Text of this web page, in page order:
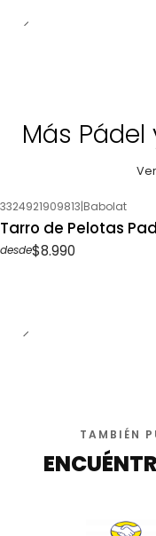
Más
3324921909813|Babolat
Tarro de Pelotas
desde$8.990
TAMBIÉN